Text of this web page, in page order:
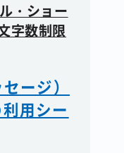
・ショー
字数制限
ージ）
用シー